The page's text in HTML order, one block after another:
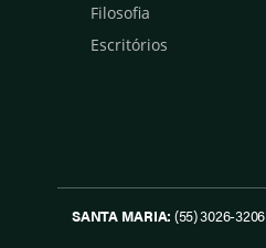
Filosofia
Escritórios
SANTA MARIA: (55) 3026-3206